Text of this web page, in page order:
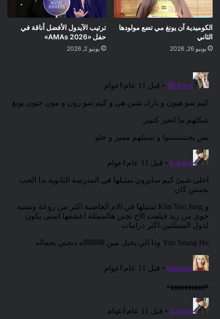
الكوميدية آن يونغ مي تضع مولودها
الثاني
يونيو 26, 2026
ترتيب الآيدول الأفضل أناقة في
حفل «AMAs 2026»
يونيو 2, 2026